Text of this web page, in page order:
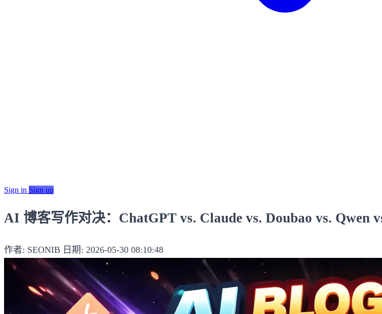
Sign in Sign up
AI 博客写作对决：ChatGPT vs. Claude vs. Doubao vs. Qwen
作者: SEONIB 日期: 2026-05-30 08:10:48